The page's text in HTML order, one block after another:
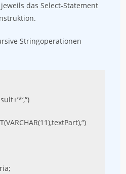
das Select-Statement
Stringoperationen